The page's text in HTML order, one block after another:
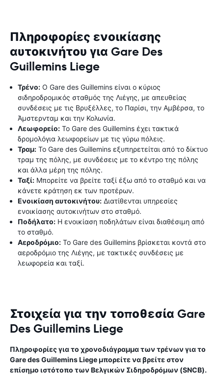
Πληροφορίες ενοικίασης
αυτοκινήτου για Gare Des
Guillemins Liege
Τρένο: Ο Gare des Guillemins είναι ο κύριος
σιδηροδρομικός σταθμός της Λιέγης, με απευθείας
συνδέσεις με τις Βρυξέλλες, το Παρίσι, την Αμβέρσα, το
Άμστερνταμ και την Κολωνία.
Λεωφορείο: Το Gare des Guillemins έχει τακτικά
δρομολόγια λεωφορείων με τις γύρω πόλεις.
Τραμ: Το Gare des Guillemins εξυπηρετείται από το δίκτυο
τραμ της πόλης, με συνδέσεις με το κέντρο της πόλης
και άλλα μέρη της πόλης.
Ταξί: Μπορείτε να βρείτε ταξί έξω από το σταθμό και να
κάνετε κράτηση εκ των προτέρων.
Ενοικίαση αυτοκινήτου: Διατίθενται υπηρεσίες
ενοικίασης αυτοκινήτων στο σταθμό.
Ποδήλατο: Η ενοικίαση ποδηλάτων είναι διαθέσιμη από
το σταθμό.
Αεροδρόμιο: Το Gare des Guillemins βρίσκεται κοντά στο
αεροδρόμιο της Λιέγης, με τακτικές συνδέσεις με
λεωφορεία και ταξί.
Στοιχεία για την τοποθεσία Gare
Des Guillemins Liege
Πληροφορίες για το χρονοδιάγραμμα των τρένων για το
Gare des Guillemins Liege μπορείτε να βρείτε στον
επίσημο ιστότοπο των Βελγικών Σιδηροδρόμων (SNCB).